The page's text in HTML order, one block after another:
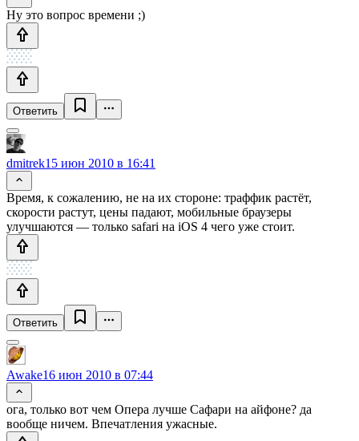
Ну это вопрос времени ;)
Ответить
dmitrek15 июн 2010 в 16:41
Время, к сожалению, не на их стороне: траффик растёт,
скорости растут, цены падают, мобильные браузеры
улучшаются — только safari на iOS 4 чего уже стоит.
Ответить
Awake16 июн 2010 в 07:44
ога, только вот чем Опера лучше Сафари на айфоне? да
вообще ничем. Впечатления ужасные.